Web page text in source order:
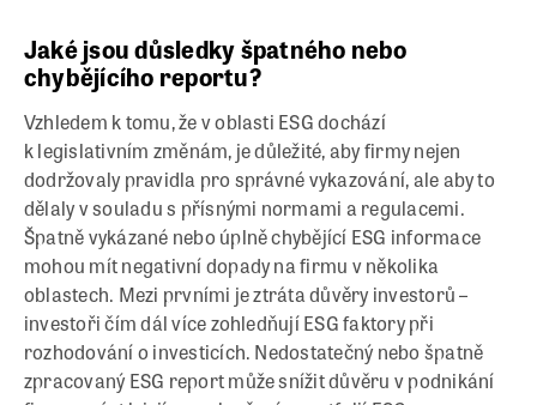
Jaké jsou důsledky špatného nebo
chybějícího reportu?
Vzhledem k tomu, že v oblasti ESG dochází
k legislativním změnám, je důležité, aby firmy nejen
dodržovaly pravidla pro správné vykazování, ale aby to
dělaly v souladu s přísnými normami a regulacemi.
Špatně vykázané nebo úplně chybějící ESG informace
mohou mít negativní dopady na firmu v několika
oblastech. Mezi prvními je ztráta důvěry investorů –
investoři čím dál více zohledňují ESG faktory při
rozhodování o investicích. Nedostatečný nebo špatně
zpracovaný ESG report může snížit důvěru v podnikání